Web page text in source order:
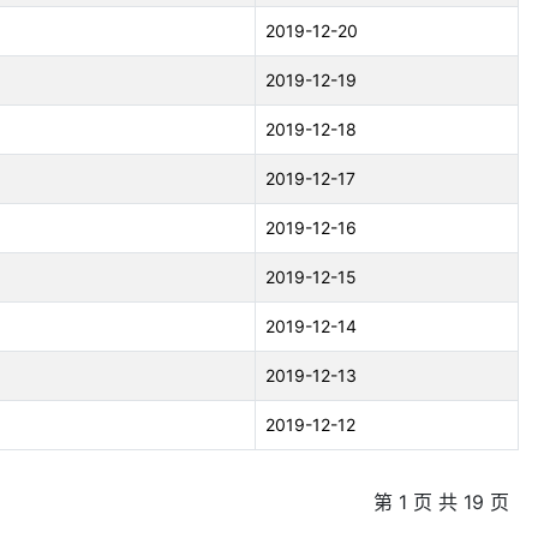
2019-12-20
2019-12-19
2019-12-18
2019-12-17
2019-12-16
2019-12-15
2019-12-14
2019-12-13
2019-12-12
第 1 页 共 19 页